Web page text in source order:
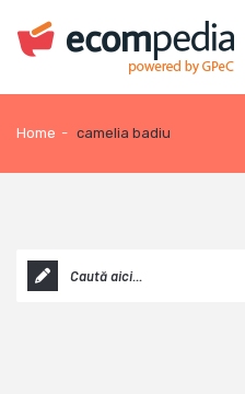
Home - camelia badiu